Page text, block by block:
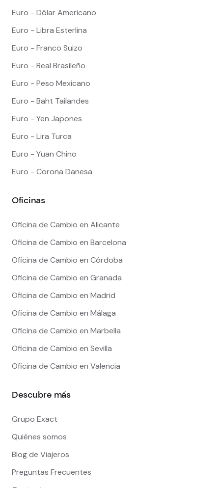
Euro - Dólar Americano
Euro - Libra Esterlina
Euro - Franco Suizo
Euro - Real Brasileño
Euro - Peso Mexicano
Euro - Baht Tailandes
Euro - Yen Japones
Euro - Lira Turca
Euro - Yuan Chino
Euro - Corona Danesa
Oficinas
Oficina de Cambio en Alicante
Oficina de Cambio en Barcelona
Oficina de Cambio en Córdoba
Oficina de Cambio en Granada
Oficina de Cambio en Madrid
Oficina de Cambio en Málaga
Oficina de Cambio en Marbella
Oficina de Cambio en Sevilla
Oficina de Cambio en Valencia
Descubre más
Grupo Exact
Quiénes somos
Blog de Viajeros
Preguntas Frecuentes